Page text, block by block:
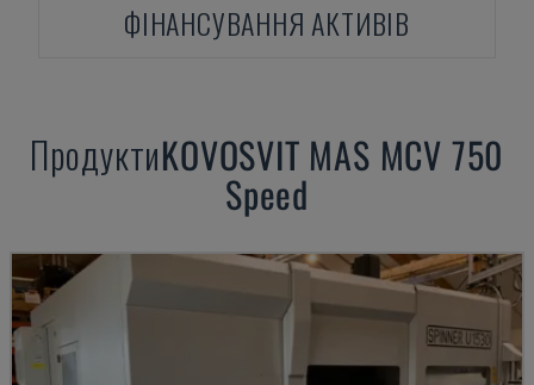
ФІНАНСУВАННЯ АКТИВІВ
ПродуктиKOVOSVIT MAS MCV 750
Speed